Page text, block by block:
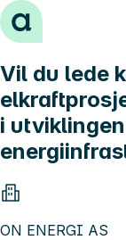
Hopp til innhold
Vil du lede
i
ON ENERGI AS